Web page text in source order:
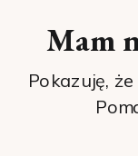
Pokazuję,
Mam